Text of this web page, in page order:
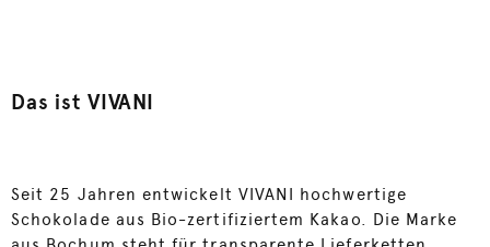
Das ist VIVANI
Seit 25 Jahren entwickelt VIVANI hochwertige
Schokolade aus Bio-zertifiziertem Kakao. Die Marke